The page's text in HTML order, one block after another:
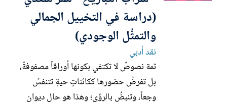
(دراسة في التخييل الجمالي
والتمثُّل الوجودي)
نقد أدبي
ثمة نصوصٌ لا تكتفي بكونها أوراقاً مصفوفةً،
بل تفرضُ حضورها ككائناتٍ حيةٍ تتنفسُ
وجعاً، وتنبضُ بالرؤى؛ وهذا هو حال ديوان